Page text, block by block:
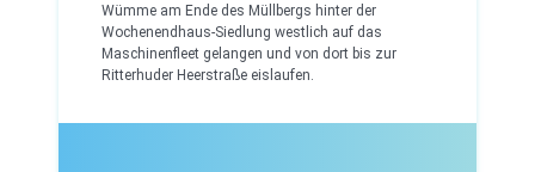
Wümme am Ende des Müllbergs hinter der
Wochenendhaus-Siedlung westlich auf das
Maschinenfleet gelangen und von dort bis zur
Ritterhuder Heerstraße eislaufen.